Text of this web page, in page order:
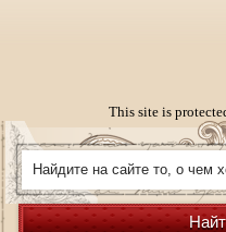
This site is